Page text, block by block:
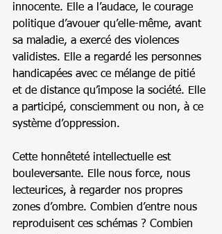
innocente. Elle a l’audace, le courage
politique d’avouer qu’elle-même, avant
sa maladie, a exercé des violences
validistes. Elle a regardé les personnes
handicapées avec ce mélange de pitié
et de distance qu’impose la société. Elle
a participé, consciemment ou non, à ce
système d’oppression.
Cette honnêteté intellectuelle est
bouleversante. Elle nous force, nous
lecteurices, à regarder nos propres
zones d’ombre. Combien d’entre nous
reproduisent ces schémas ? Combien